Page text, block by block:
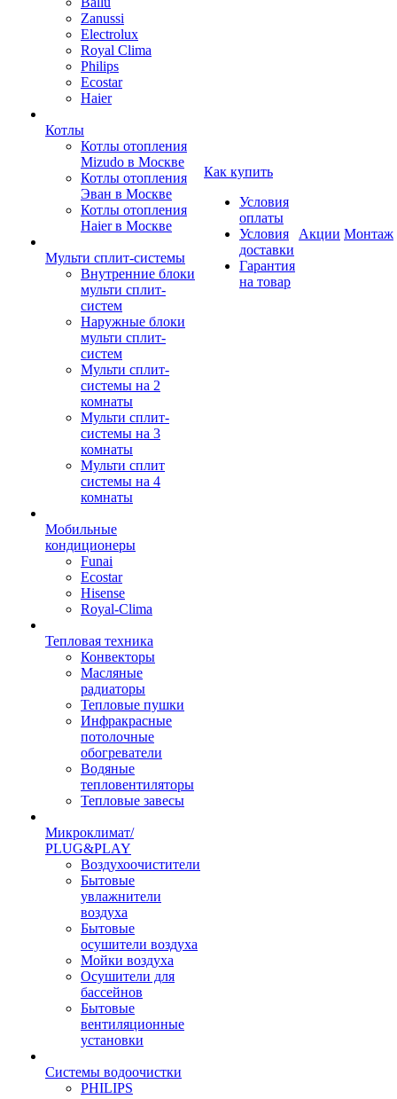
Zanussi
Electrolux
Royal Clima
Philips
Ecostar
Haier
Котлы
Котлы отопления
Mizudo в Москве
Котлы отопления
Эван в Москве
Котлы отопления
Haier в Москве
Мульти сплит-системы
Внутренние блоки
мульти сплит-
систем
Наружные блоки
мульти сплит-
систем
Мульти сплит-
системы на 2
комнаты
Мульти сплит-
системы на 3
комнаты
Мульти сплит
системы на 4
комнаты
Мобильные
кондиционеры
Funai
Ecostar
Hisense
Royal-Clima
Тепловая техника
Конвекторы
Масляные
радиаторы
Тепловые пушки
Инфракрасные
потолочные
обогреватели
Водяные
тепловентиляторы
Тепловые завесы
Микроклимат/
PLUG&PLAY
Воздухоочистители
Бытовые
увлажнители
воздуха
Бытовые
осушители воздуха
Мойки воздуха
Осушители для
бассейнов
Бытовые
вентиляционные
установки
Системы водоочистки
PHILIPS
Как купить
Условия
оплаты
Условия
доставки
Гарантия
на товар
Акции Монтаж